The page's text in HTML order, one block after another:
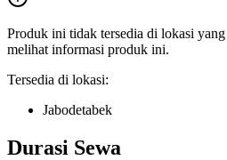
Produk ini tidak tersedia di lokasi
melihat informasi produk ini.
Tersedia di lokasi:
Jabodetabek
Durasi Sewa